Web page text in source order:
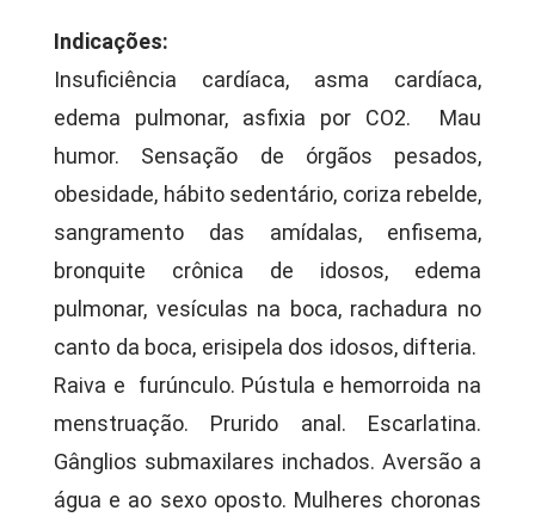
Indicações:
Insuficiência cardíaca, asma cardíaca,
edema pulmonar, asfixia por CO2. Mau
humor. Sensação de órgãos pesados,
obesidade, hábito sedentário, coriza rebelde,
sangramento das amídalas, enfisema,
bronquite crônica de idosos, edema
pulmonar, vesículas na boca, rachadura no
canto da boca, erisipela dos idosos, difteria.
Raiva e furúnculo. Pústula e hemorroida na
menstruação. Prurido anal. Escarlatina.
Gânglios submaxilares inchados. Aversão a
água e ao sexo oposto. Mulheres choronas